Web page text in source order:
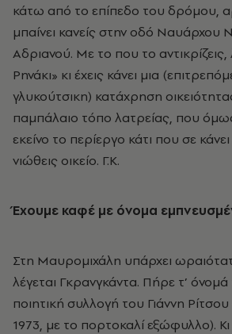
κάτω από το επίπεδο του δρόμου,
μπαίνει κανείς στην οδό Nαυάρχου
Aδριανού. Mε το που το
Pηνάκι» κι έχεις κάνει μια
γλυκούτσικη) κατάχρηση
παμπάλαιο τόπο λατρείας, που
εκείνο το περίεργο κάτι που σε
νιώθεις οικείο. Γ.K.
Έχουμε καφέ με όνομα
Στη Μαυρομιχάλη υπάρχει
λέγεται Γκρανγκάντα. Πήρε τ’
ποιητική συλλογή του Γιάννη
1973, με το πορτοκαλί εξώφυλλο).